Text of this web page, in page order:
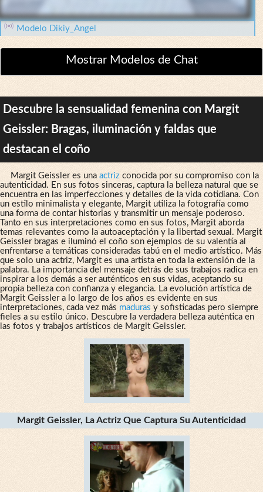
Modelo Dikiy_Angel
Mostrar Modelos de Chat
Descubre la sensualidad femenina con Margit
Geissler: Bragas, iluminación y faldas que
destacan el coño
Margit Geissler es una actrizconocida por su compromiso con la
autenticidad. En sus fotos sinceras, captura la belleza natural que se
encuentra en las imperfecciones y detalles de la vida cotidiana. Con
un estilo minimalista y elegante, Margit utiliza la fotografía como
una forma de contar historias y transmitir un mensaje poderoso.
Tanto en sus interpretaciones como en sus fotos, Margit aborda
temas relevantes como la autoaceptación y la libertad sexual. Margit
Geissler bragas e iluminó el coño son ejemplos de su valentía al
enfrentarse a temáticas consideradas tabú en el medio artístico. Más
que solo una actriz, Margit es una artista en toda la extensión de la
palabra. La importancia del mensaje detrás de sus trabajos radica en
inspirar a los demás a ser auténticos en sus vidas, aceptando su
propia belleza con confianza y elegancia. La evolución artística de
Margit Geissler a lo largo de los años es evidente en sus
interpretaciones, cada vez más maduras y sofisticadas pero siempre
fieles a su estilo único. Descubre la verdadera belleza auténtica en
las fotos y trabajos artísticos de Margit Geissler.
Margit Geissler, La Actriz Que Captura Su Autenticidad